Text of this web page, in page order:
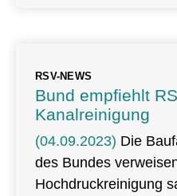
RSV-NEWS
Bund empfiehlt
Kanalreinigung
(04.09.2023) Die
des Bundes
Hochdruckreinigung